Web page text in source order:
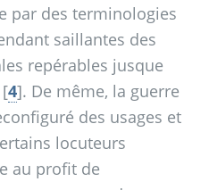
par des terminologies
saillantes des
repérables jusque
[4]. De même, la guerre
des usages et
locuteurs
au profit de